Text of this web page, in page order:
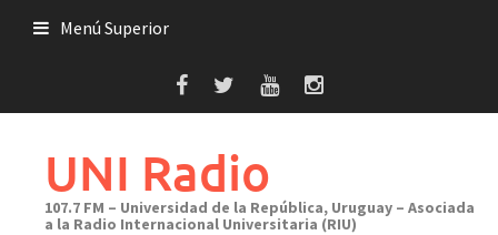
Menú Superior
UNI Radio
107.7 FM – Universidad de la República, Uruguay – Asociada
a la Radio Internacional Universitaria (RIU)